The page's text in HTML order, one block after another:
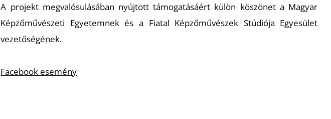
A projekt megvalósulásában nyújtott támogatásáért külön köszönet a Magyar
Képzőművészeti Egyetemnek és a Fiatal Képzőművészek Stúdiója Egyesület
vezetőségének.
Facebook esemény